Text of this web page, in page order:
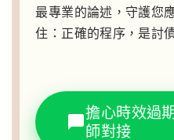
最專業的論述，守護您
住：正確的程序，是討
擔心時效過
師對接